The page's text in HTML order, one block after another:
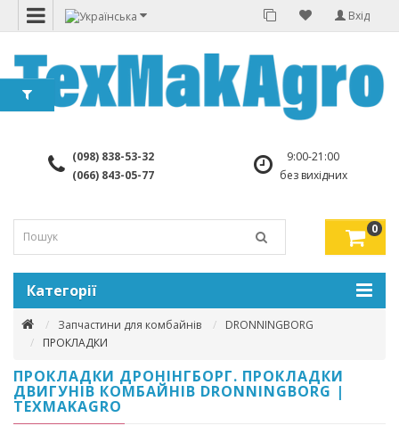
Вхід
(098) 838-53-32
(066) 843-05-77
9:00-21:00
без вихідних
0
Категорії
Запчастини для комбайнів
DRONNINGBORG
ПРОКЛАДКИ
ПРОКЛАДКИ ДРОНІНГБОРГ. ПРОКЛАДКИ
ДВИГУНІВ КОМБАЙНІВ DRONNINGBORG |
TEXMAKAGRO